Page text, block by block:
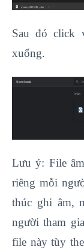
Sau đó click
xuống.
Lưu ý: File
riêng mỗi
thúc ghi âm,
người tham
file này tùy